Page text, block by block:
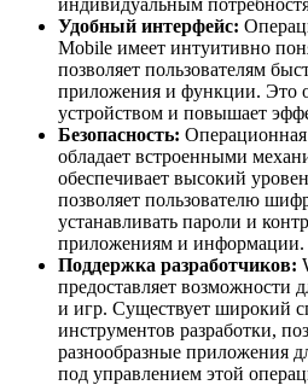
Удобный интерфейс:
Mobile имеет интуитивно
позволяет пользователям
приложения и функции. Это
устройством и повышает
Безопасность:
обладает встроенными
обеспечивает высокий
позволяет пользователю
устанавливать пароли и
приложениям и информации.
Поддержка разработчиков:
предоставляет возможности
и игр. Существует широкий
инструментов разработки,
разнообразные приложения
под управлением этой